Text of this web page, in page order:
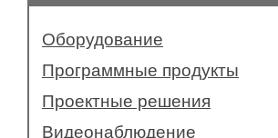
Оборудование
- Бесперебойное энергоснабжение
- Интерактивные доски и приставки
- Компьютерная техника
Программные продукты
Проектные решения
Видеонаблюдение